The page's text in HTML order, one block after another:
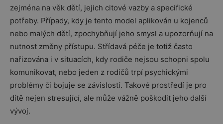
zejména na věk dětí, jejich citové vazby a specifické
potřeby. Případy, kdy je tento model aplikován u kojenců
nebo malých dětí, zpochybňují jeho smysl a upozorňují na
nutnost změny přístupu. Střídavá péče je totiž často
nařizována i v situacích, kdy rodiče nejsou schopni spolu
komunikovat, nebo jeden z rodičů trpí psychickými
problémy či bojuje se závislostí. Takové prostředí je pro
dítě nejen stresující, ale může vážně poškodit jeho další
vývoj.